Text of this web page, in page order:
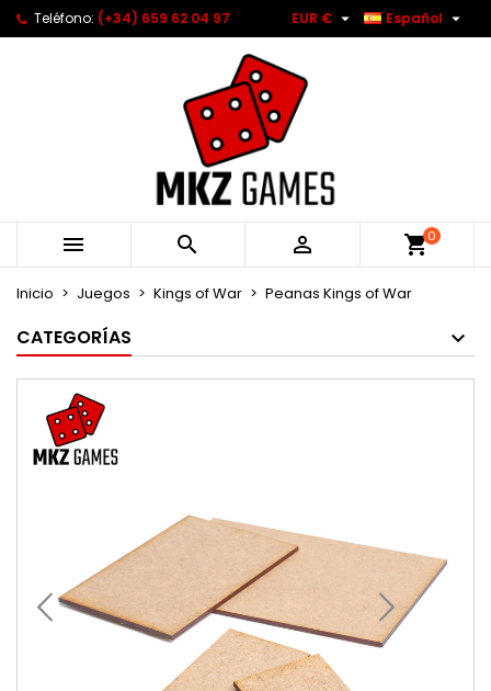
Teléfono: (+34) 659 62 04 97 Español 
EUR € 
   0
Inicio Juegos Kings of War Peanas Kings of War
CATEGORÍAS